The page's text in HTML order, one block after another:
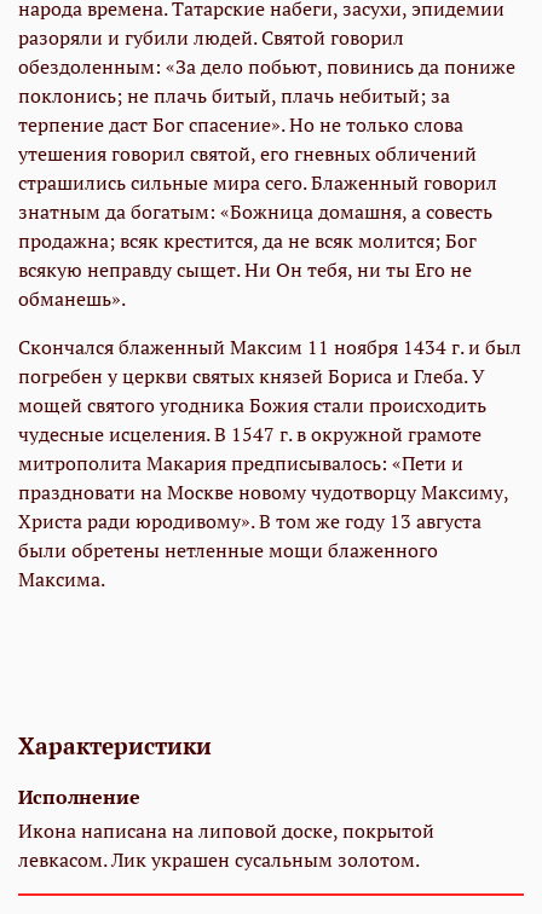
народа времена. Татарские набеги, засухи, эпидемии
разоряли и губили людей. Святой говорил
обездоленным: «За дело побьют, повинись да пониже
поклонись; не плачь битый, плачь небитый; за
терпение даст Бог спасение». Но не только слова
утешения говорил святой, его гневных обличений
страшились сильные мира сего. Блаженный говорил
знатным да богатым: «Божница домашня, а совесть
продажна; всяк крестится, да не всяк молится; Бог
всякую неправду сыщет. Ни Он тебя, ни ты Его не
обманешь».
Скончался блаженный Максим 11 ноября 1434 г. и был
погребен у церкви святых князей Бориса и Глеба. У
мощей святого угодника Божия стали происходить
чудесные исцеления. В 1547 г. в окружной грамоте
митрополита Макария предписывалось: «Пети и
праздновати на Москве новому чудотворцу Максиму,
Христа ради юродивому». В том же году 13 августа
были обретены нетленные мощи блаженного
Максима.
Характеристики
Исполнение
Икона написана на липовой доске, покрытой
левкасом. Лик украшен сусальным золотом.